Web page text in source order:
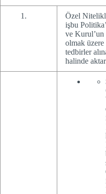
Özel
işbu
ve Kurul’un
olmak
tedbirler
halinde